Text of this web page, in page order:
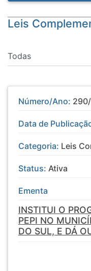
Leis
Número/Ano:
Data de
Categoria: Leis
Status: Ativa
Ementa
INSTITUI O
PEPI NO
DO SUL, E DÁ